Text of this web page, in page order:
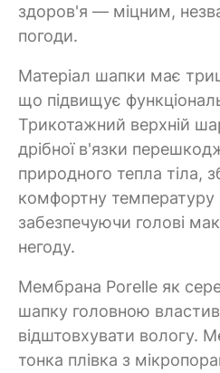
здоров'я — міцним,
погоди.
Матеріал шапки має
що підвищує
Трикотажний верхній
дрібної в'язки
природного тепла тіла,
комфортну температуру
забезпечуючи голові
негоду.
Мембрана Porelle як
шапку головною
відштовхувати вологу.
тонка плівка з